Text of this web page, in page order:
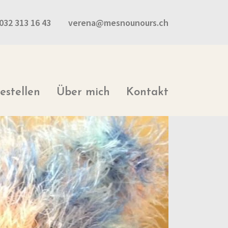
032 313 16 43 verena@mesnounours.ch
Über mich Kontakt